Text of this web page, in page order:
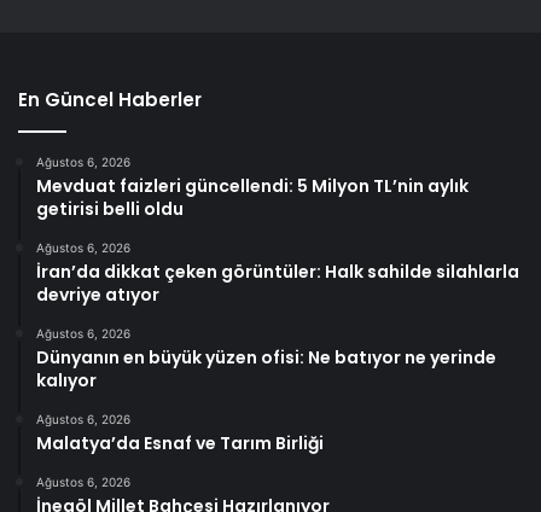
En Güncel Haberler
Ağustos 6, 2026
Mevduat faizleri güncellendi: 5 Milyon TL’nin aylık
getirisi belli oldu
Ağustos 6, 2026
İran’da dikkat çeken görüntüler: Halk sahilde silahlarla
devriye atıyor
Ağustos 6, 2026
Dünyanın en büyük yüzen ofisi: Ne batıyor ne yerinde
kalıyor
Ağustos 6, 2026
Malatya’da Esnaf ve Tarım Birliği
Ağustos 6, 2026
İnegöl Millet Bahçesi Hazırlanıyor